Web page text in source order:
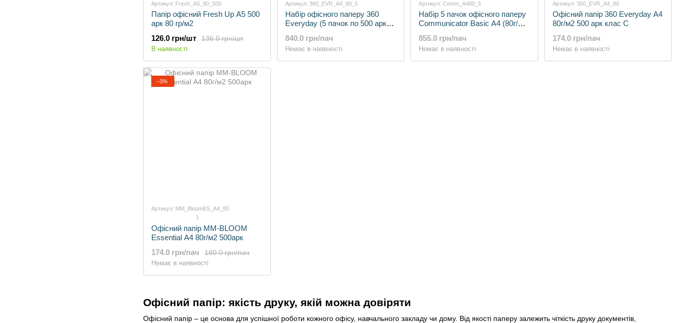
Офісний папір: якість друку, якій можна довіряти
Офісний папір – це основа для успішної роботи кожного офісу, навчального закладу чи дому. Від якості паперу залежить чіткість друку документів,
Артикул: Fresh_A5_80_500
Папір офісний Fresh Up А5 500
арк 80 гр/м2
136.0 грн/шт
126.0 грн/шт
В наявності
Артикул: 360_EVR_A4_80_5
Набір офісного паперу 360
Everyday (5 пачок по 500 арк)
840.0 грн/пач
Немає в наявності
Артикул: Comm_A480_5
Набір 5 пачок офісного паперу
Communicator Basic А4 (80г/м2,
855.0 грн/пач
Немає в наявності
Артикул: 360_EVR_A4_80
Офісний папір 360 Everyday А4
80г/м2 500 арк клас С
174.0 грн/пач
Немає в наявності
−3%
Артикул: MM_BloomES_A4_80
1
Офісний папір MM-BLOOM
Essential А4 80г/м2 500арк
180.0 грн/пач
174.0 грн/пач
Немає в наявності